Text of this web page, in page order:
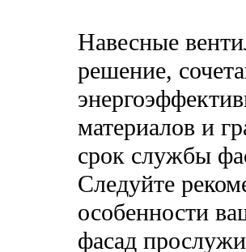
Навесные
решение,
материалов и
срок службы
Следуйте
особенности
фасад